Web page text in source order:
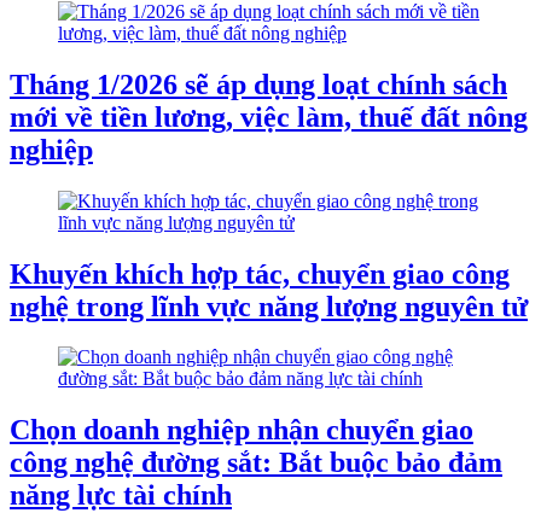
Tháng 1/2026 sẽ áp dụng loạt chính sách
mới về tiền lương, việc làm, thuế đất nông
nghiệp
Khuyến khích hợp tác, chuyển giao công
nghệ trong lĩnh vực năng lượng nguyên tử
Chọn doanh nghiệp nhận chuyển giao
công nghệ đường sắt: Bắt buộc bảo đảm
năng lực tài chính